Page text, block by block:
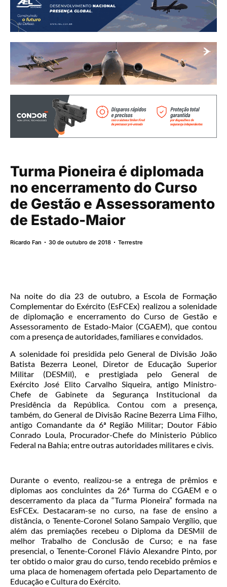
Turma Pioneira é diplomada
no encerramento do Curso
de Gestão e Assessoramento
de Estado-Maior
Ricardo Fan 30 de outubro de 2018 Terrestre
Na noite do dia 23 de outubro, a Escola de Formação
Complementar do Exército (EsFCEx) realizou a solenidade
de diplomação e encerramento do Curso de Gestão e
Assessoramento de Estado-Maior (CGAEM), que contou
com a presença de autoridades, familiares e convidados.
A solenidade foi presidida pelo General de Divisão João
Batista Bezerra Leonel, Diretor de Educação Superior
Militar (DESMil), e prestigiada pelo General de
Exército José Elito Carvalho Siqueira, antigo Ministro-
Chefe de Gabinete da Segurança Institucional da
Presidência da República. Contou com a presença,
também, do General de Divisão Racine Bezerra Lima Filho,
antigo Comandante da 6ª Região Militar; Doutor Fábio
Conrado Loula, Procurador-Chefe do Ministerio Público
Federal na Bahia; entre outras autoridades militares e civis.
Durante o evento, realizou-se a entrega de prêmios e
diplomas aos concluintes da 26ª Turma do CGAEM e o
descerramento da placa da “Turma Pioneira” formada na
EsFCEx. Destacaram-se no curso, na fase de ensino a
distância, o Tenente-Coronel Solano Sampaio Vergílio, que
além das premiações recebeu o Diploma da DESMil de
melhor Trabalho de Conclusão de Curso; e na fase
presencial, o Tenente-Coronel Flávio Alexandre Pinto, por
ter obtido o maior grau do curso, tendo recebido prêmios e
uma placa de homenagem ofertada pelo Departamento de
Educação e Cultura do Exército.